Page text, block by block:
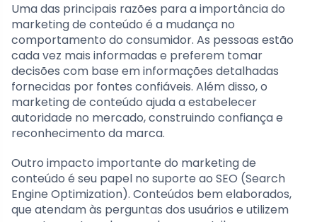
Uma das principais razões para a importância do
marketing de conteúdo é a mudança no
comportamento do consumidor. As pessoas estão
cada vez mais informadas e preferem tomar
decisões com base em informações detalhadas
fornecidas por fontes confiáveis. Além disso, o
marketing de conteúdo ajuda a estabelecer
autoridade no mercado, construindo confiança e
reconhecimento da marca.
Outro impacto importante do marketing de
conteúdo é seu papel no suporte ao SEO (Search
Engine Optimization). Conteúdos bem elaborados,
que atendam às perguntas dos usuários e utilizem